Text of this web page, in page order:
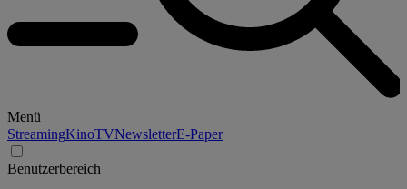
Menü
StreamingKinoTVNewsletterE-Paper
Benutzerbereich